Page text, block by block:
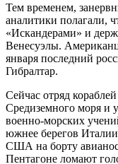
Тем временем,
аналитики полагали,
«Искандерами» и
Венесуэлы.
января последний
Гибралтар.
Сейчас отряд
Средиземного моря и
военно-морских
южнее берегов
США на борту
Пентагоне ломают